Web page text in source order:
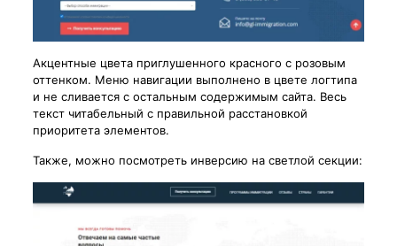
Акцентные цвета приглушенного красного с розовым
оттенком. Меню навигации выполнено в цвете логтипа
и не сливается с остальным содержимым сайта. Весь
текст читабельный с правильной расстановкой
приоритета элементов.
Также, можно посмотреть инверсию на светлой секции: